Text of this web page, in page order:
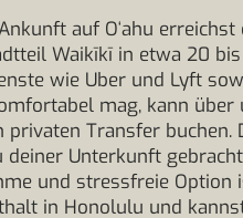
auf Oʻahu
Waikīkī in etwa 20
wie Uber und Lyft
mag, kann
privaten Transfer
deiner Unterkunft
und stressfreie
in Honolulu und